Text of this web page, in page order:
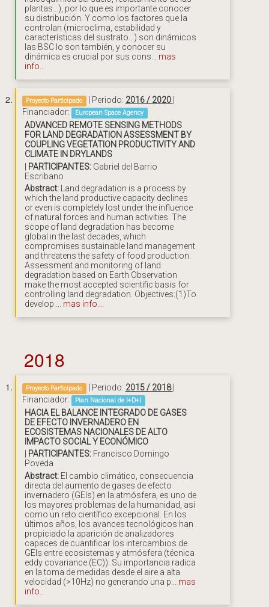
plantas…), por lo que es importante conocer
su distribución. Y como los factores que la
controlan (microclima, estabilidad y
características del sustrato…) son dinámicos
las BSC lo son también, y conocer su
dinámica es crucial por sus cons... mas
info...
Proyecto Participado | Periodo: 2016 / 2020
Financiador:
European Space Agency
ADVANCED REMOTE SENSING METHODS
FOR LAND DEGRADATION ASSESSMENT BY
COUPLING VEGETATION PRODUCTIVITY AND
CLIMATE IN DRYLANDS
PARTICIPANTES: Gabriel del Barrio
Escribano
Abstract: Land degradation is a process by
which the land productive capacity declines
or even is completely lost under the influence
of natural forces and human activities. The
scope of land degradation has become
global in the last decades, which
compromises sustainable land management
and threatens the safety of food production.
Assessment and monitoring of land
degradation based on Earth Observation
make the most accepted scientific basis for
controlling land degradation. Objectives:(1)To
develop ... mas info...
2018
Proyecto Participado | Periodo: 2015 / 2018
Financiador:
Plan Nacional de I+D+I
HACIA EL BALANCE INTEGRADO DE GASES
DE EFECTO INVERNADERO EN
ECOSISTEMAS NACIONALES DE ALTO
IMPACTO SOCIAL Y ECONÓMICO
PARTICIPANTES: Francisco Domingo
Poveda
Abstract: El cambio climático, consecuencia
directa del aumento de gases de efecto
invernadero (GEIs) en la atmósfera, es uno de
los mayores problemas de la humanidad, así
como un reto científico excepcional. En los
últimos años, los avances tecnológicos han
propiciado la aparición de analizadores
capaces de cuantificar los intercambios de
GEIs entre ecosistemas y atmósfera (técnica
eddy covariance (EC)). Su importancia radica
en la toma de medidas desde el aire a alta
velocidad (>10Hz) no generando una p... mas
info...